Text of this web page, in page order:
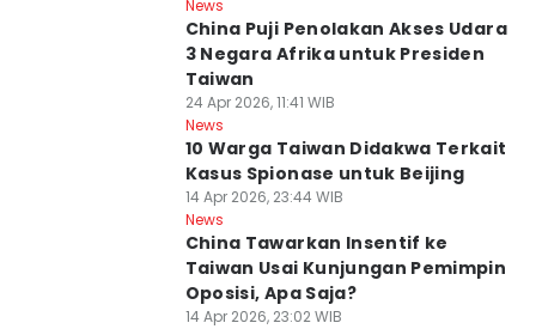
News
China Puji Penolakan Akses Udara
3 Negara Afrika untuk Presiden
Taiwan
24 Apr 2026, 11:41 WIB
News
10 Warga Taiwan Didakwa Terkait
Kasus Spionase untuk Beijing
14 Apr 2026, 23:44 WIB
News
China Tawarkan Insentif ke
Taiwan Usai Kunjungan Pemimpin
Oposisi, Apa Saja?
14 Apr 2026, 23:02 WIB